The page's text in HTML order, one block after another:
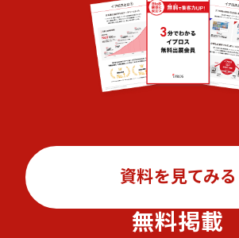
資料を見てみる
無料掲載